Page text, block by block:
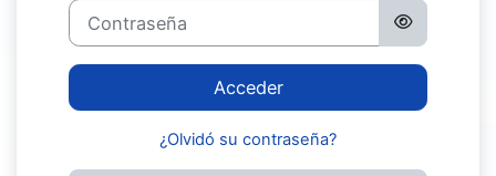
Contraseña
Acceder
¿Olvidó su contraseña?